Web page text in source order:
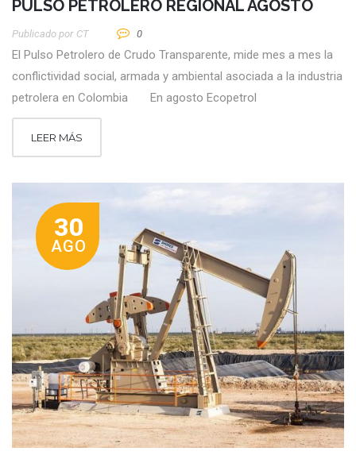
PULSO PETROLERO REGIONAL AGOSTO
Publicado por CT 0
El Pulso Petrolero de Crudo Transparente, mide mes a mes la
conflictividad social, armada y ambiental asociada a la industria
petrolera en Colombia En agosto Ecopetrol
LEER MÁS
30
AGO